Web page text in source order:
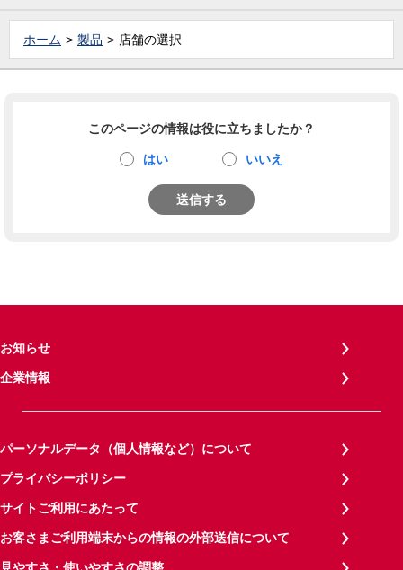
ホーム 製品 店舗の選択
このページの情報は役に立ちましたか？
はい いいえ
送信する
お知らせ
企業情報
パーソナルデータ（個人情報など）について
プライバシーポリシー
サイトご利用にあたって
お客さまご利用端末からの情報の外部送信について